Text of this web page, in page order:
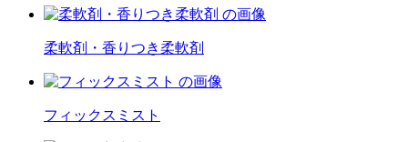
柔軟剤・香りつき柔軟剤
フィックスミスト